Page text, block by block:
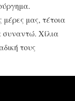
μέρες μας, τέτοια
συναντώ. Χίλια
τους